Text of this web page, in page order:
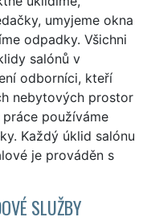
umyjeme okna
odpadky. Všichni
salónů v
odborníci, kteří
nebytových prostor
používáme
Každý úklid salónu
je prováděn s
SLUŽBY